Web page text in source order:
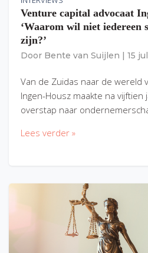
Venture capital advocaat
‘Waarom wil niet iedereen
zijn?’
Door Bente van Suijlen 15
Van de Zuidas naar de wereld
Ingen-Housz maakte na vijftien
overstap naar
Lees verder »